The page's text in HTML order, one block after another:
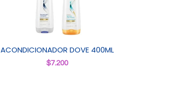
ACONDICIONADOR DOVE 400ML
$7.200